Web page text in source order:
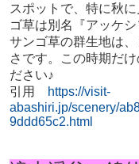
スポットで、特に秋
ゴ草は別名『アッケシ
サンゴ草の群生地は
さです。この時期だ
ださい♪
引用
https://visit-
abashiri.jp/scenery/
9ddd65c2.html